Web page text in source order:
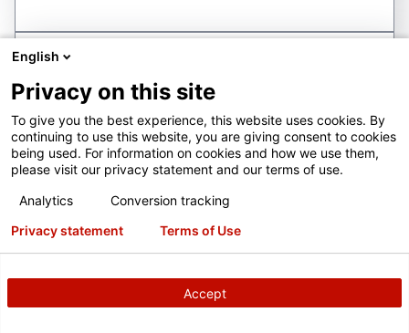
English
Privacy on this site
To give you the best experience, this website uses cookies. By
continuing to use this website, you are giving consent to cookies
being used. For information on cookies and how we use them,
please visit our privacy statement and our terms of use.
Analytics
Conversion tracking
Accept
Privacy statement Terms of Use